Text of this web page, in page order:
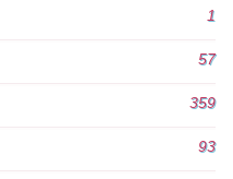
1
57
359
93